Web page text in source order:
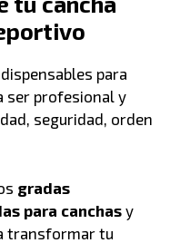
para
ser profesional y
seguridad, orden
gradas
para canchas y
transformar tu